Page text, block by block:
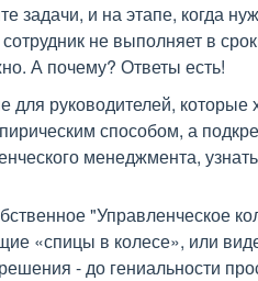
задачи, и на этапе, когда
не выполняет в
А почему? Ответы есть!
руководителей, которые
способом, а
менеджмента,
"Управленческое
«спицы в колесе», или
- до гениальности